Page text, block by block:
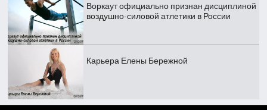
Воркаут официально признан дисциплиной
воздушно-силовой атлетики в России
Карьера Елены Бережной